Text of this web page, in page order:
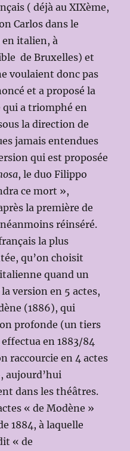
( déjà au XIXème,
Carlos dans le
italien, à
de Bruxelles) et
voulaient donc pas
et a proposé la
qui a triomphé en
la direction de
jamais entendues
qui est proposée
, le duo Filippo
ce mort »,
la première de
réinséré.
la plus
qu’on choisit
quand un
version en 5 actes,
(1886), qui
profonde (un tiers
en 1883/84
raccourcie en 4 actes
aujourd’hui
dans les théâtres.
« de Modène »
1884, à laquelle
« de